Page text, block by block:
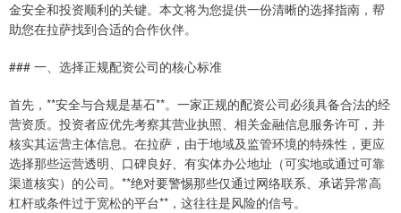
金安全和投资顺利的关键。本文将为您提供一份清晰的选择指南，帮
助您在拉萨找到合适的合作伙伴。
### 一、选择正规配资公司的核心标准
首先，**安全与合规是基石**。一家正规的配资公司必须具备合法的经
营资质。投资者应优先考察其营业执照、相关金融信息服务许可，并
核实其运营主体信息。在拉萨，由于地域及监管环境的特殊性，更应
选择那些运营透明、口碑良好、有实体办公地址（可实地或通过可靠
渠道核实）的公司。**绝对要警惕那些仅通过网络联系、承诺异常高
杠杆或条件过于宽松的平台**，这往往是风险的信号。